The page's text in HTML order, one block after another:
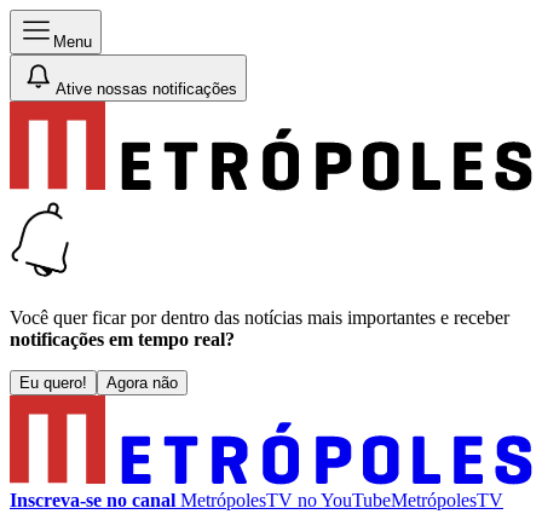
Menu
Ative nossas notificações
Você quer ficar por dentro das notícias mais importantes e receber
notificações em tempo real?
Eu quero! Agora não
Inscreva-se no canal MetrópolesTV noYouTubeMetrópolesTV